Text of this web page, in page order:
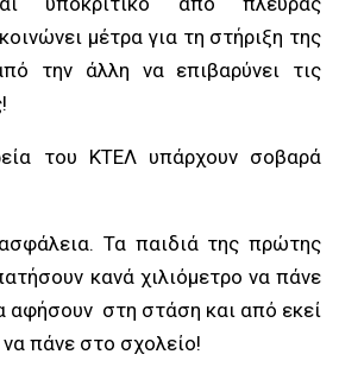
μέτρα για τη στήριξη της
την άλλη να επιβαρύνει τις
του ΚΤΕΛ υπάρχουν σοβαρά
Τα παιδιά της πρώτης
κανά χιλιόμετρο να πάνε
αφήσουν στη στάση και από εκεί
πάνε στο σχολείο!